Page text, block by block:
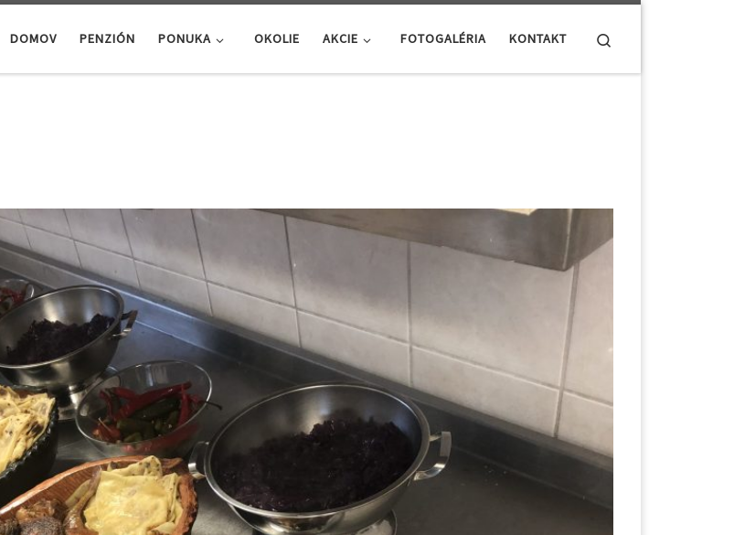
DOMOV PENZIÓN PONUKA OKOLIE AKCIE FOTOGALÉRIA KONTAKT